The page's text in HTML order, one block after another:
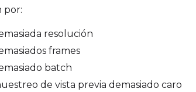
por:
resolución
frames
batch
de vista previa demasiado caro